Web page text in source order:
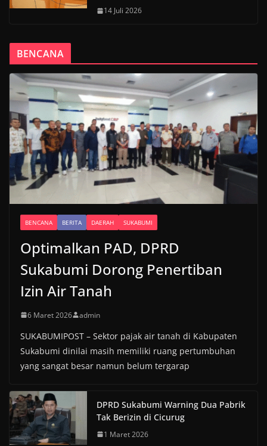
14 Juli 2026
BENCANA
BENCANA BERITA DAERAH SUKABUMI
Optimalkan PAD, DPRD
Sukabumi Dorong Penertiban
Izin Air Tanah
6 Maret 2026 admin
SUKABUMIPOST – Sektor pajak air tanah di Kabupaten
Sukabumi dinilai masih memiliki ruang pertumbuhan
yang sangat besar namun belum tergarap
DPRD Sukabumi Warning Dua Pabrik
Tak Berizin di Cicurug
1 Maret 2026